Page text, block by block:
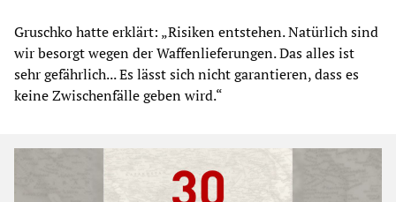
Gruschko hatte erklärt: „Risiken entstehen. Natürlich sind
wir besorgt wegen der Waffenlieferungen. Das alles ist
sehr gefährlich... Es lässt sich nicht garantieren, dass es
keine Zwischenfälle geben wird.“